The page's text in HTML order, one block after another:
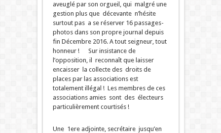
aveuglé par son orgueil, qui malgré une
gestion plus que décevante n’hésite
surtout pas a se réserver 16 passages-
photos dans son propre journal depuis
fin Décembre 2016. A tout seigneur, tout
honneur ! Sur insistance de
l’opposition, il reconnaît que laisser
encaisser la collecte des droits de
places par las associations est
totalement illégal ! Les membres de ces
associations amies sont des électeurs
particulièrement courtisés !
Une 1ere adjointe, secrétaire jusqu’en